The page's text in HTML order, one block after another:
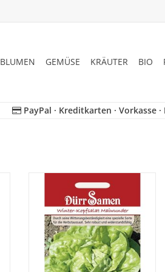
BLUMEN GEMÜSE KRÄUTER BIO
PayPal · Kreditkarten · Vorkasse ·
Witterungsbeständigkeit ein
spezieller Kopfsalat für die
Herbstaussaat. Sehr robust und
widerstandsfähig.
ZUM WARENKORB HINZUFÜGEN